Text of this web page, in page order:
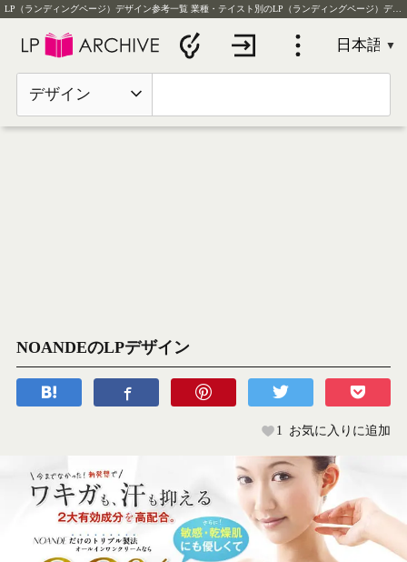
LP（ランディングページ）デザイン参考一覧 業種・テイスト別のLP（ランディングページ）デザイン実例を毎日更新
デザイン
NOANDEのLPデザイン
1 お気に入りに追加